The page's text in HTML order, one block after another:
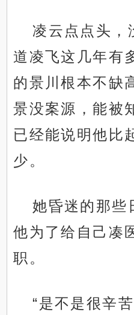
凌云点点头，
道凌飞这几年有
的景川根本不缺
景没案源，能被
已经能说明他比
少。
她昏迷的那些
他为了给自己凑
职。
“是不是很辛